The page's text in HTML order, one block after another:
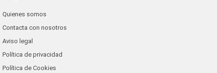
Quienes somos
Contacta con nosotros
Aviso legal
Política de privacidad
Política de Cookies